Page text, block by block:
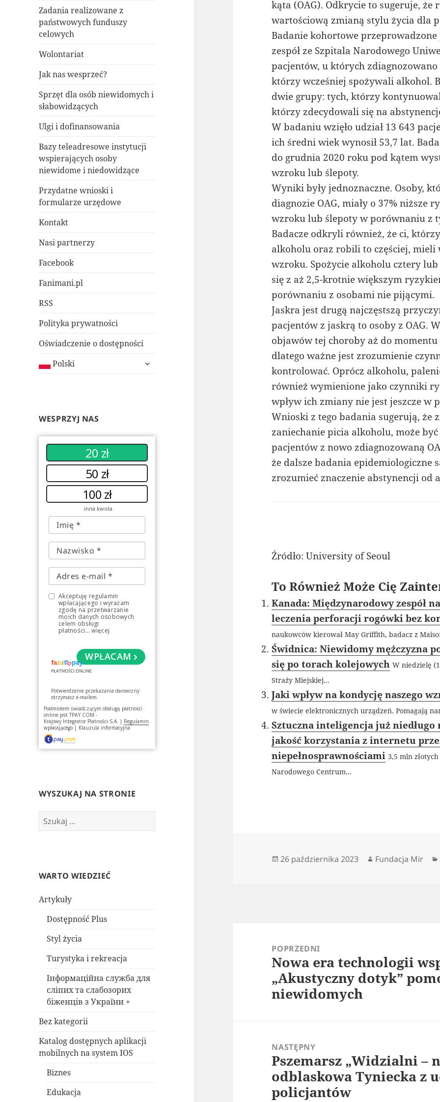
Zadania realizowane z
państwowych funduszy
celowych
Wolontariat
Jak nas wesprzeć?
Sprzęt dla osób niewidomych i
słabowidzących
Ulgi i dofinansowania
Bazy teleadresowe instytucji
wspierających osoby
niewidome i niedowidzące
Przydatne wnioski i
formularze urzędowe
Kontakt
Nasi partnerzy
Facebook
Fanimani.pl
RSS
Polityka prywatności
Oświadczenie o dostępności
Polski
rozwiń
WESPRZYJ NAS
20 zł
50 zł
100 zł
inna kwota
Akceptuję regulamin
wpłacającego i wyrażam
zgodę na przetwarzanie
moich danych osobowych
celem obsługi
płatności... więcej
WPŁACAM
Potwierdzenie przekazania darowizny
otrzymasz e-mailem.
Podmiotem świadczącym obsługę płatności
online jestTPAY.COM -
Krajowy Integrator Płatności S.A. | Regulamin
wpłacającego | Klauzula informacyjna
WYSZUKAJ NA STRONIE
Szukaj:
WARTO WIEDZIEĆ
Artykuły
Dostępność Plus
Styl życia
Turystyka i rekreacja
Інформаційна служба для
сліпих та слабозорих
біженців з України +
Bez kategorii
Katalog dostępnych aplikacji
mobilnych na system IOS
Biznes
Edukacja
kąta (OAG). Odkrycie to sugeruje,
wartościową zmianą stylu życia dla
Badanie kohortowe przeprowadzone
zespół ze Szpitala Narodowego
pacjentów, u których zdiagnozowano
którzy wcześniej spożywali alkohol.
dwie grupy: tych, którzy
którzy zdecydowali się na
W badaniu wzięło udział 13 643
ich średni wiek wynosił 53,7 lat.
do grudnia 2020 roku pod kątem
wzroku lub ślepoty.
Wyniki były jednoznaczne. Osoby,
diagnozie OAG, miały o 37% niższe
wzroku lub ślepoty w porównaniu z
Badacze odkryli również, że ci,
alkoholu oraz robili to częściej, mieli
wzroku. Spożycie alkoholu cztery
się z aż 2,5-krotnie większym
porównaniu z osobami nie pijącymi.
Jaskra jest drugą najczęstszą
pacjentów z jaskrą to osoby z OAG.
objawów tej choroby aż do
dlatego ważne jest zrozumienie
kontrolować. Oprócz alkoholu,
również wymienione jako czynniki
wpływ ich zmiany nie jest jeszcze w
Wnioski z tego badania sugerują, że
zaniechanie picia alkoholu, może
pacjentów z nowo zdiagnozowaną
że dalsze badania epidemiologiczne
zrozumieć znaczenie abstynencji od
Źródło: University of Seoul
To Również Może Cię
Kanada: Międzynarodowy zespół
leczenia perforacji rogówki bez
naukowców kierował May Griffith, badacz z
Świdnica: Niewidomy mężczyzna
się po torach kolejowych W niedzielę
Straży Miejskiej...
Jaki wpływ na kondycję naszego
w świecie elektronicznych urządzeń. Pomagają
Sztuczna inteligencja już
jakość korzystania z internetu
niepełnosprawnościami 3,5 mln
Narodowego Centrum...
Data
26 października 2023 Autor
Fundacja Mir
POPRZEDNI
Poprzedni
wpis:
Nowa era technologii
„Akustyczny dotyk”
niewidomych
NASTĘPNY
Następny
wpis:
Pszemarsz „Widzialni –
odblaskowa Tyniecka z
policjantów